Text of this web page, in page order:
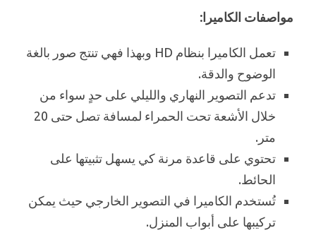
مواصفات الكاميرا:
تعمل الكاميرا بنظام HD وبهذا فهي تنتج صور بالغة
الوضوح والدقة.
تدعم التصوير النهاري والليلي على حدٍ سواء من
خلال الأشعة تحت الحمراء لمسافة تصل حتى 20
متر.
تحتوي على قاعدة مرنة كي يسهل تثبيتها على
الحائط.
تُستخدم الكاميرا في التصوير الخارجي حيث يمكن
تركيبها على أبواب المنزل.